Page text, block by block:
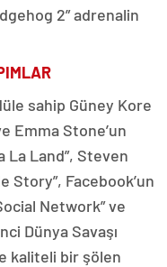
2” adrenalin
sahip Güney Kore
Emma Stone’un
La Land”, Steven
Story”, Facebook’un
Network” ve
Dünya Savaşı
kaliteli bir şölen